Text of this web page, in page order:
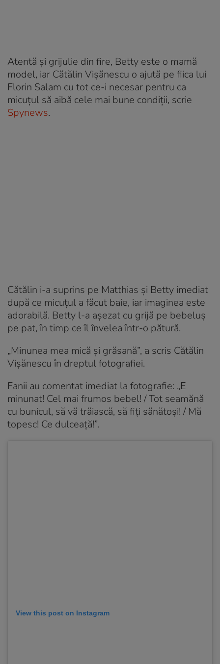
Atentă și grijulie din fire, Betty este o mamă
model, iar Cătălin Vișănescu o ajută pe fiica lui
Florin Salam cu tot ce-i necesar pentru ca
micuțul să aibă cele mai bune condiții, scrie
Spynews.
Cătălin i-a suprins pe Matthias și Betty imediat
după ce micuțul a făcut baie, iar imaginea este
adorabilă. Betty l-a așezat cu grijă pe bebeluș
pe pat, în timp ce îl învelea într-o pătură.
„Minunea mea mică și grăsană”, a scris Cătălin
Vișănescu în dreptul fotografiei.
Fanii au comentat imediat la fotografie: „E
minunat! Cel mai frumos bebel! / Tot seamănă
cu bunicul, să vă trăiască, să fiți sănătoși! / Mă
topesc! Ce dulceață!”.
View this post on Instagram